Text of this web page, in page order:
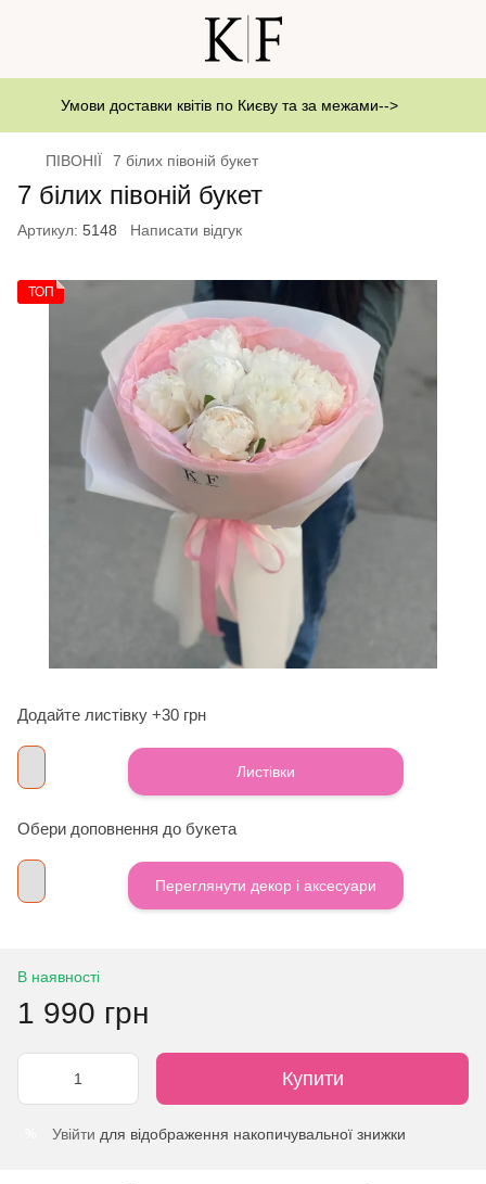
Умови доставки квітів по Києву та за межами-->
ПІВОНІЇ 7 білих півоній букет
7 білих півоній букет
Артикул: 5148 Написати відгук
ТОП
Додайте листівку +30 грн
Листівки
Обери доповнення до букета
Переглянути декор і аксесуари
В наявності
1 990 грн
Купити
Увійти для відображення накопичувальної знижки